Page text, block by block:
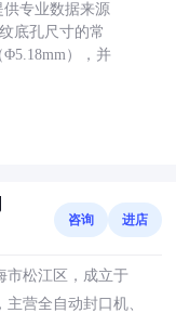
专业数据来源
底孔尺寸的常
），并
咨询 进店
市松江区，成立于
营全自动封口机、